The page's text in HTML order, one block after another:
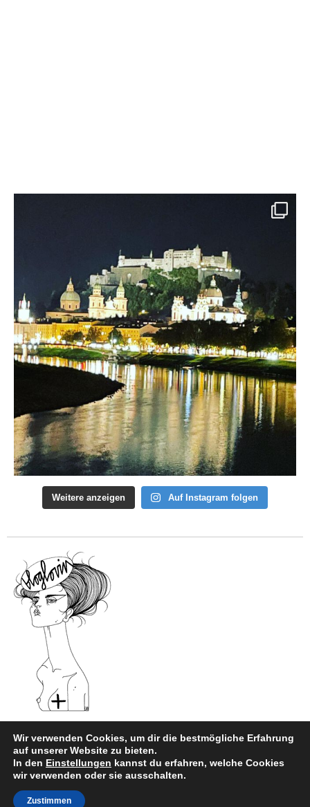
Weitere anzeigen Auf Instagram folgen
Impressum |Datenschutz
Wir verwenden Cookies, um dir die bestmögliche Erfahrung
auf unserer Website zu bieten.
In den Einstellungen kannst du erfahren, welche Cookies
wir verwenden oder sie ausschalten.
Zustimmen